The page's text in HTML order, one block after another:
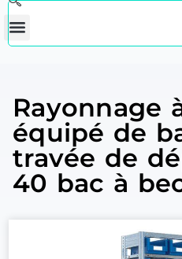
Rayonnage
équipé de
travée de
40 bac à